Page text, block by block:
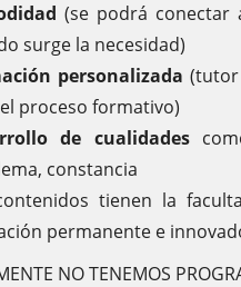
(se podrá conectar
surge la necesidad)
personalizada
proceso formativo)
de cualidades
constancia
tienen la
permanente e
NO TENEMOS